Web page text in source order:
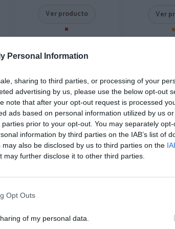
Personal Information
sharing to third parties, or processing of your
advertising by us, please use the below opt-out
note that after your opt-out request is processed
ads based on personal information utilized by us
prior to your opt-out. You may separately
information by third parties on the IAB’s list of
also be disclosed by us to third parties on the
may further disclose it to other third parties.
Opt Outs
of my personal data.
Ver producto Ver
de
-50%
★★★★★
★★★★★